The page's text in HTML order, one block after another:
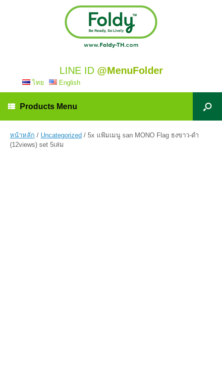
LINE ID @MenuFolder
ไทย English
Products Menu
หน้าหลัก / Uncategorized / 5x แฟ้มเมนู san MONO Flag ธงขาว-ดำ
(12views) set 5เล่ม